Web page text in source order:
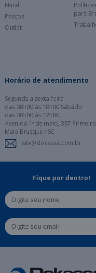
Natal
Páscoa
Outlet
para
Horário de atendimento
Segunda a sexta-feira
das 08h00 às 18h00 Sabádo
das 08h00 às 12h00.
Avenida 1º de maio, 387
Maio Brusque / SC
site@dokassa.com.br
Fique por dentro!